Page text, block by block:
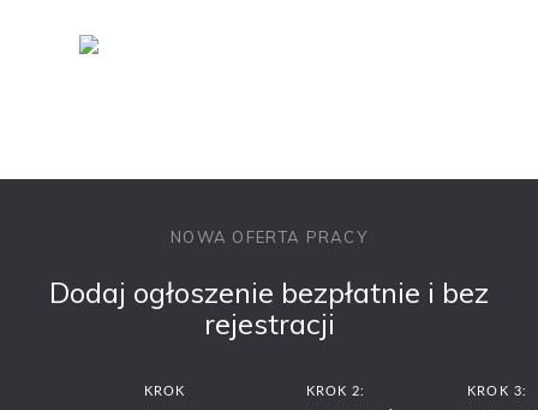
NOWA OFERTA PRACY
Dodaj ogłoszenie bezpłatnie i bez
rejestracji
KROK
KROK 2:
KROK 3: